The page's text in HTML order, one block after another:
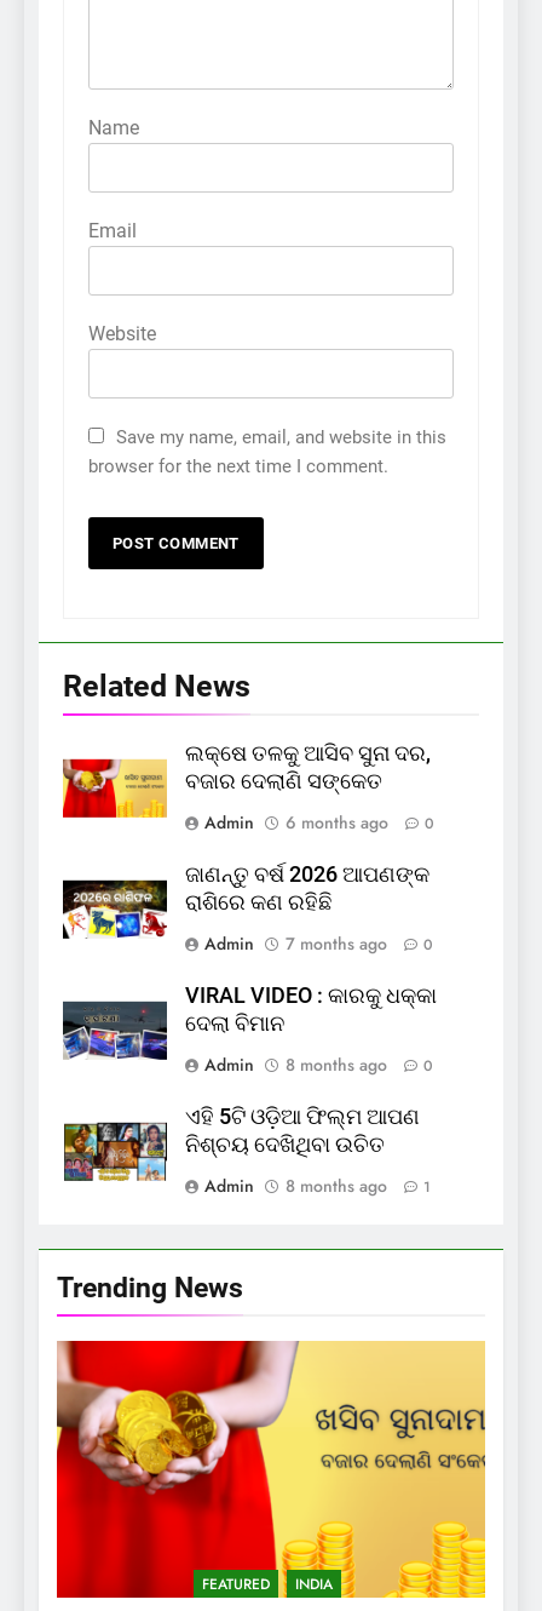
Name
Email
Website
Save my name, email, and website in this
browser for the next time I comment.
Related News
ଲକ୍ଷେ ତଳକୁ ଆସିବ ସୁନା ଦର,
ବଜାର ଦେଲାଣି ସଙ୍କେତ
Admin
6 months ago 0
ଜାଣନ୍ତୁ ବର୍ଷ 2026 ଆପଣଙ୍କ
ରାଶିରେ କଣ ରହିଛି
Admin
7 months ago 0
VIRAL VIDEO : କାରକୁ ଧକ୍କା
ଦେଲା ବିମାନ
Admin
8 months ago 0
ଏହି 5ଟି ଓଡ଼ିଆ ଫିଲ୍ମ ଆପଣ
ନିଶ୍ଚୟ ଦେଖିଥିବା ଉଚିତ
Admin
8 months ago 1
Trending News
FEATURED INDIA